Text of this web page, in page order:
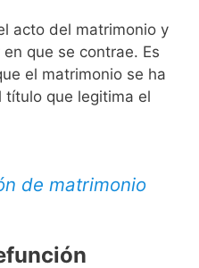
acto del matrimonio y
que se contrae. Es
el matrimonio se ha
título que legitima el
de matrimonio